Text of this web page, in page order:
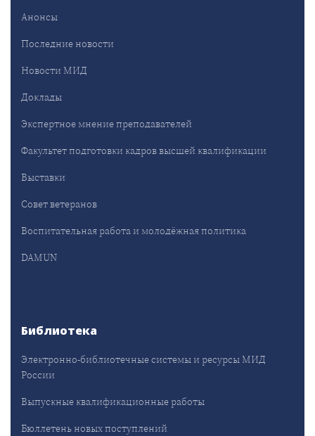
Анонсы
Последние новости
Новости МИД
Доклады
Экспертное мнение преподавателей
Факультет подготовки кадров высшей квалификации
Выставки
Совет ветеранов
Воспитательная работа и молодёжная политика
DAMUN
Библиотека
Электронно-библиотечные системы и ресурсы МИД
России
Выпускные квалификационные работы
Бюллетень новых поступлений